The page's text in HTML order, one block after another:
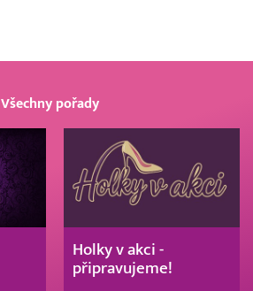
Všechny pořady
Holky v akci -
připravujeme!